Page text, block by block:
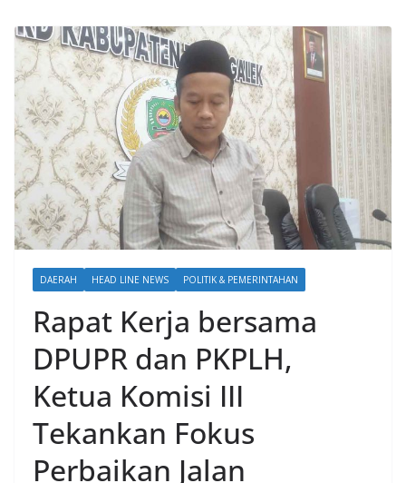
DAERAH HEAD LINE NEWS POLITIK & PEMERINTAHAN
Rapat Kerja bersama
DPUPR dan PKPLH,
Ketua Komisi III
Tekankan Fokus
Perbaikan Jalan